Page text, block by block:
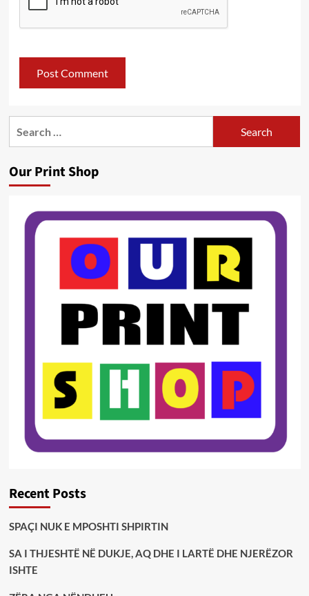
Our Print Shop
Recent Posts
SPAÇI NUK E MPOSHTI SHPIRTIN
SA I THJESHTË NË DUKJE, AQ DHE I LARTË DHE NJERËZOR
ISHTE